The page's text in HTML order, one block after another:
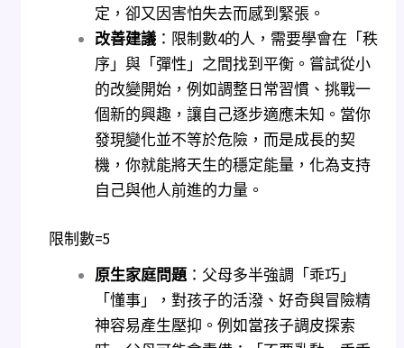
定，卻又因害怕失去而感到緊張。
改善建議：限制數4的人，需要學會在「秩
序」與「彈性」之間找到平衡。嘗試從小
的改變開始，例如調整日常習慣、挑戰一
個新的興趣，讓自己逐步適應未知。當你
發現變化並不等於危險，而是成長的契
機，你就能將天生的穩定能量，化為支持
自己與他人前進的力量。
限制數=5
原生家庭問題：父母多半強調「乖巧」
「懂事」，對孩子的活潑、好奇與冒險精
神容易產生壓抑。例如當孩子調皮探索